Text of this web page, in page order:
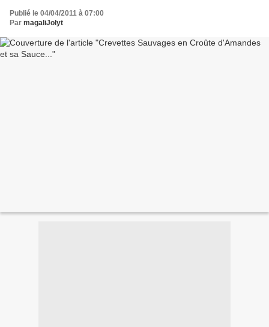
Publié le 04/04/2011 à 07:00
Par magaliJolyt